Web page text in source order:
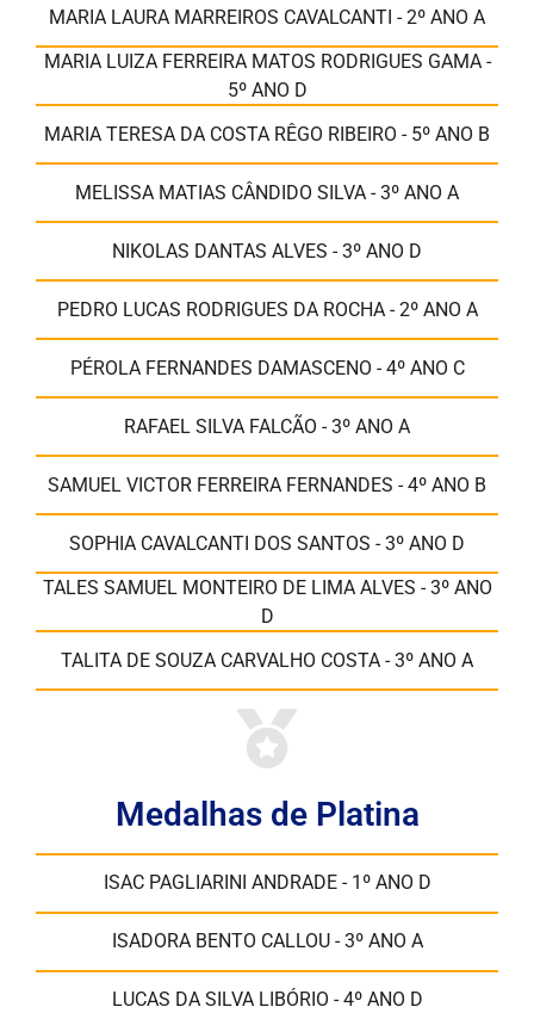
MARIA LAURA MARREIROS CAVALCANTI - 2º ANO A
MARIA LUIZA FERREIRA MATOS RODRIGUES GAMA -
5º ANO D
MARIA TERESA DA COSTA RÊGO RIBEIRO - 5º ANO B
MELISSA MATIAS CÂNDIDO SILVA - 3º ANO A
NIKOLAS DANTAS ALVES - 3º ANO D
PEDRO LUCAS RODRIGUES DA ROCHA - 2º ANO A
PÉROLA FERNANDES DAMASCENO - 4º ANO C
RAFAEL SILVA FALCÃO - 3º ANO A
SAMUEL VICTOR FERREIRA FERNANDES - 4º ANO B
SOPHIA CAVALCANTI DOS SANTOS - 3º ANO D
TALES SAMUEL MONTEIRO DE LIMA ALVES - 3º ANO
D
TALITA DE SOUZA CARVALHO COSTA - 3º ANO A
Medalhas de Platina
ISAC PAGLIARINI ANDRADE - 1º ANO D
ISADORA BENTO CALLOU - 3º ANO A
LUCAS DA SILVA LIBÓRIO - 4º ANO D